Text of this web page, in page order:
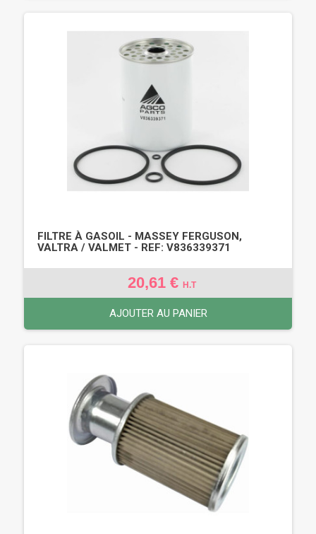
FILTRE À GASOIL - MASSEY FERGUSON,
VALTRA / VALMET - REF: V836339371
20,61 € H.T
AJOUTER AU PANIER